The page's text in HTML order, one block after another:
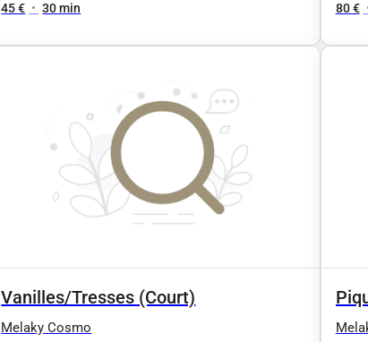
45 € • 30 min 80 €
Vanilles/Tresses (Court)
Melaky Cosmo